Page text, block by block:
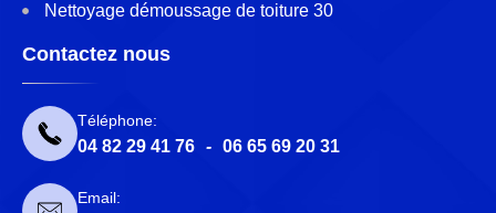
Nettoyage démoussage de toiture 30
Contactez nous
Téléphone:
04 82 29 41 76 - 06 65 69 20 31
Email: